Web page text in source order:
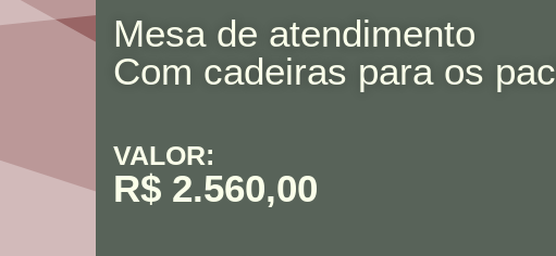
Mesa de atendimento
Com cadeiras para os
VALOR:
R$ 2.560,00